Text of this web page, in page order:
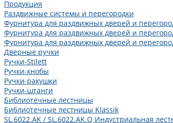
Продукция
Раздвижные системы и перегородки
Фурнитура для раздвижных дверей и
Фурнитура для раздвижных дверей и
Фурнитура для раздвижных дверей и
Дверные ручки
Ручки-Stilett
Ручки-кнобы
Ручки-ракушки
Ручки-штанги
Библиотечные лестницы
Библиотечные лестницы Klassik
SL.6022.AK / SL.6022.AK.Q Индустриальная